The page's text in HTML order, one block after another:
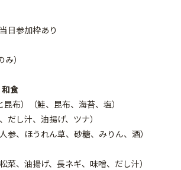
日参加枠あり
）
食
布）（鮭、昆布、海苔、塩）
だし汁、油揚げ、ツナ）
参、ほうれん草、砂糖、みりん、酒）
菜、油揚げ、長ネギ、味噌、だし汁）